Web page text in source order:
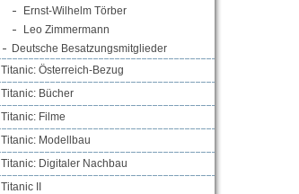
Ernst-Wilhelm Törber
Leo Zimmermann
Deutsche Besatzungsmitglieder
Titanic: Österreich-Bezug
Titanic: Bücher
Titanic: Filme
Titanic: Modellbau
Titanic: Digitaler Nachbau
Titanic II